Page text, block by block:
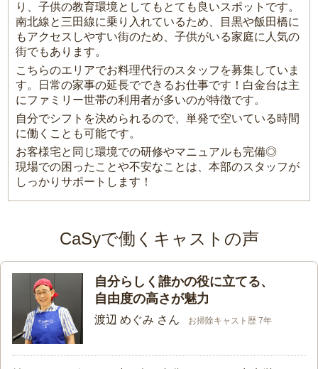
り、子供の教育環境としてもとても良いスポットです。
南北線と三田線に乗り入れているため、目黒や飯田橋に
もアクセスしやすい街のため、子供がいる家庭に人気の
街でもあります。
こちらのエリアでお料理代行のスタッフを募集していま
す。日常の家事の延長でできるお仕事です！白金台は主
にファミリー世帯の利用者が多いのが特徴です。
自分でシフトを決められるので、単発で空いている時間
に働くことも可能です。
お客様宅と同じ環境での研修やマニュアルも完備◎
現場での困ったことや不安なことは、本部のスタッフが
しっかりサポートします！
CaSyで働くキャストの声
自分らしく誰かの役に立てる、
自由度の高さが魅力
渡辺 めぐみ さん お掃除キャスト歴 7年